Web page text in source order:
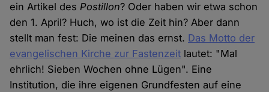
ein Artikel desPostillon? Oder haben wir etwa schon
den 1. April? Huch, wo ist die Zeit hin? Aber dann
stellt man fest: Die meinen das ernst. Das Motto der
evangelischen Kirche zur Fastenzeit lautet: "Mal
ehrlich! Sieben Wochen ohne Lügen". Eine
Institution, die ihre eigenen Grundfesten auf eine